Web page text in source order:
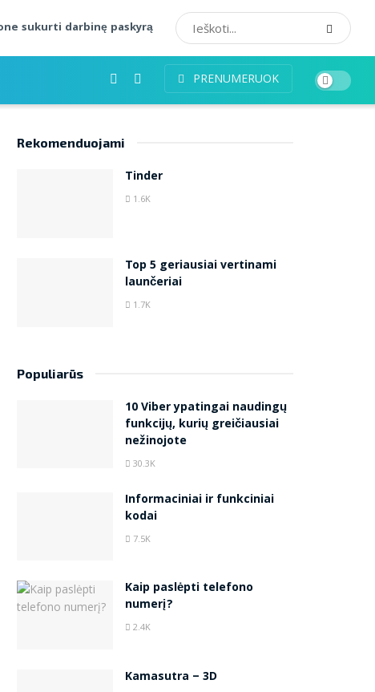
sukurti darbinę paskyrą
PRENUMERUOK
Rekomenduojami
Tinder
1.6K
Top 5 geriausiai vertinami
launčeriai
1.7K
Populiarūs
10 Viber ypatingai naudingų
funkcijų, kurių greičiausiai
nežinojote
30.3K
Informaciniai ir funkciniai
kodai
7.5K
Kaip paslėpti telefono
numerį?
2.4K
Kamasutra – 3D